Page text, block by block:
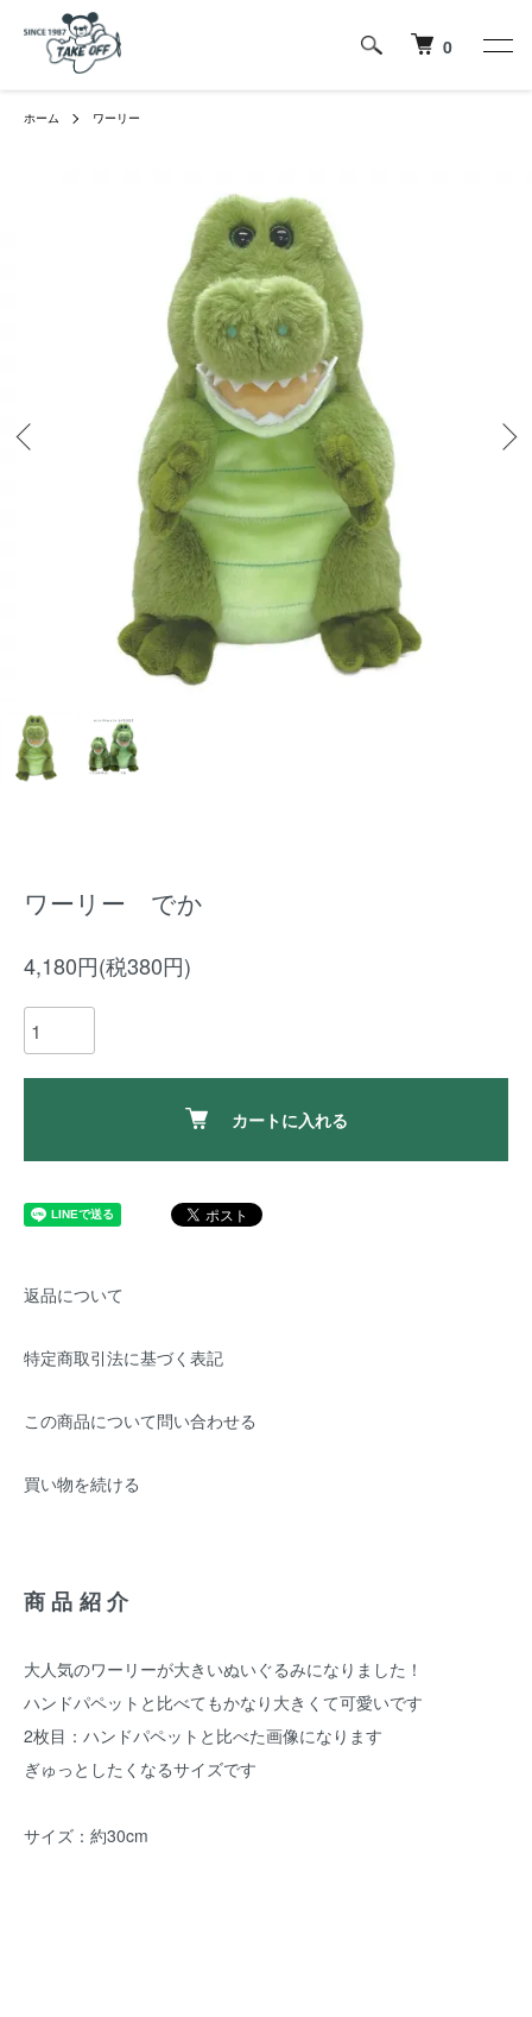
0
ホーム ワーリー
ワーリー でか
4,180円(税380円)
カートに入れる
返品について
特定商取引法に基づく表記
この商品について問い合わせる
買い物を続ける
商品紹介
大人気のワーリーが大きいぬいぐるみになりました！
ハンドパペットと比べてもかなり大きくて可愛いです
2枚目：ハンドパペットと比べた画像になります
ぎゅっとしたくなるサイズです
サイズ：約30cm